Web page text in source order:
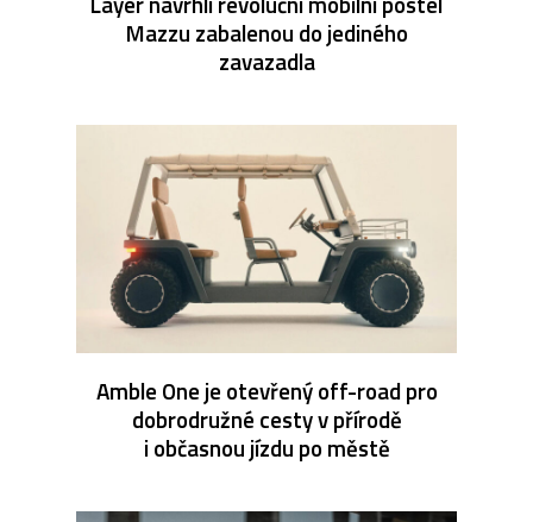
Mazzu zabalenou do jediného
zavazadla
Amble One je otevřený off-road pro
dobrodružné cesty v přírodě
i občasnou jízdu po městě